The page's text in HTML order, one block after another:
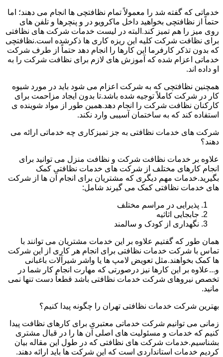
خدماتی که گفته شد را معمولاً تمام نظافتچی ها انجام می دهند؛ اما
حتماً از نظافتچی بخواهید داخل ماکرویو در و پنچرها و تلفن های
روی میز را هم تمیز کند.البته در لیست خدمات شرکت های نظافتی
برای نظافت شرکت کلیه این ریزه کاری ها ذکرشده است.نظافتچی
که بدون تذکر کارفرما این کارها را انجام دهد حتماً از طرف شرکت
خدماتی اعزام شده که آموزش های لازم برای نظافت شرکت را به
او داده اند.
همچنین نظافتچی که به شرکت اعزام می شود باید در مورد شیوه
کار در شرکت کاملاً توجیه شده باشد.تا بدون ایجاد مزاحمت برای
کارکنان نظافت شرکت را انجام دهد.همین طور از مواد شوینده ی
استفاده کند که به ساختمان آسیبی وارد نکند.
شرکت های خدمات نظافتی به جز تمیزکاری چه خدماتی ارائه می
دهند؟
علاوه بر خدمات نظافت شرکت و نظافت منزل می توانید برای
انجام کارهای مختلف از شرکت های خدمات نظافتی کمک
بگیرید.خدمات مهم دیگری که مشتریان برای انجام آن ها از شرکت
های خدمات نظافتی کمک می گیرند شامل:
پذیرایی در مراسم مختلف
جابجایی اثاثیه
نگهداری از کودک و سالمند
همان طور که گفتیم علاوه بر این خدمات مشتریان می توانند با
تماس با شرکت خدمات نظافتی برای انجام هر کاری از این شرکت
ها کمک بخواهند.مثل تعویض لامپ ها یا واشر شیرآلات باغبانی
و...علاوه بر این کارها نیز درصورتی که مهارت انجام کار شما در
تخصص نیروهای شرکت خدمات نظافتی باشد قطعاً دست تنها نمی
مانید.
بهترین شرکت خدمات نظافتی تهران را چگونه پیدا کنیم؟
زمانی می توانیم شرکت خدماتی معتبری برای کارهای نظافت پیدا
کنیم که خدمات و مسئولیت های اصلی آن ها را در قبال مشتری
بشناسیم.خدمات شرکت های نظافتی که در طول این مقاله بیان
کردیم خدمات استانداردی است که این شرکت ها باید ارائه دهند.